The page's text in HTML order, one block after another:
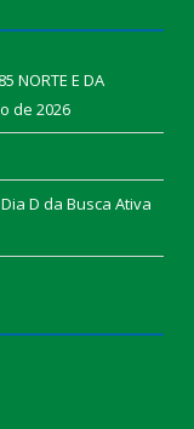
NORTE E DA
de 2026
D da Busca Ativa